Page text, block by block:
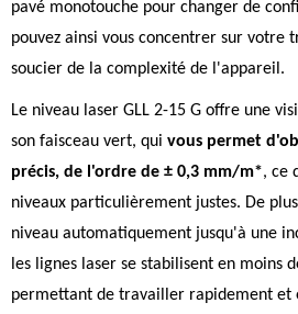
pavé monotouche pour changer de
pouvez ainsi vous concentrer sur votre
soucier de la complexité de l'appareil.
Le niveau laser GLL 2-15 G offre une
son faisceau vert, qui vous permet
précis, de l'ordre de ± 0,3 mm/m*, ce
niveaux particulièrement justes. De
niveau automatiquement jusqu'à une
les lignes laser se stabilisent en moins
permettant de travailler rapidement et